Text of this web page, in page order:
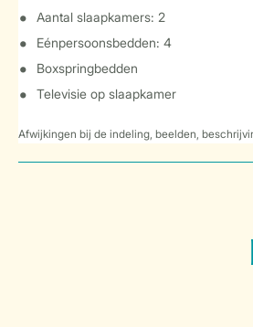
Aantal slaapkamers: 2
Eénpersoonsbedden: 4
Boxspringbedden
Televisie op slaapkamer
Afwijkingen bij de indeling, beelden,